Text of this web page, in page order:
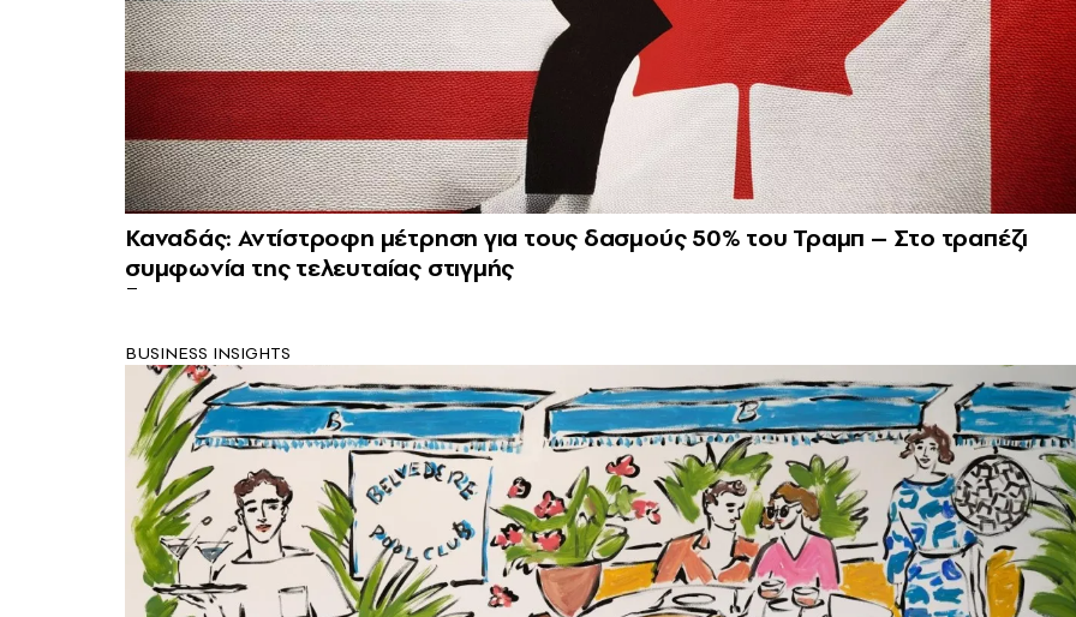
Καναδάς: Αντίστροφη μέτρηση για τους δασμούς 50% του Τραμπ – Στο τραπέζι
συμφωνία της τελευταίας στιγμής
BUSINESS INSIGHTS